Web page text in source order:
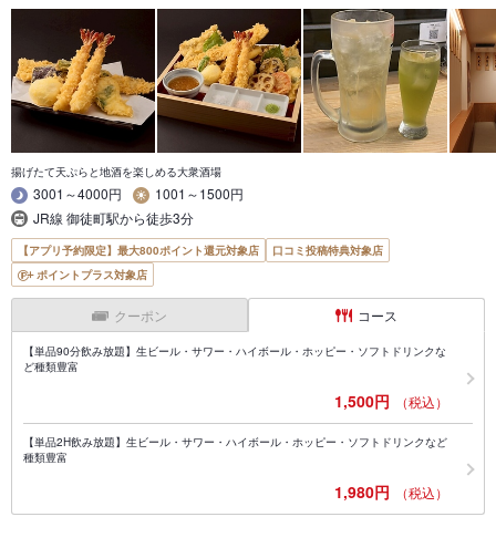
揚げたて天ぷらと地酒を楽しめる大衆酒場
3001～4000円
1001～1500円
JR線 御徒町駅から徒歩3分
【アプリ予約限定】最大800ポイント還元対象店
口コミ投稿特典対象店
ポイントプラス対象店
クーポン コース
【単品90分飲み放題】生ビール・サワー・ハイボール・ホッピー・ソフトドリンクな
ど種類豊富
1,500円 （税込）
【単品2H飲み放題】生ビール・サワー・ハイボール・ホッピー・ソフトドリンクなど
種類豊富
1,980円 （税込）